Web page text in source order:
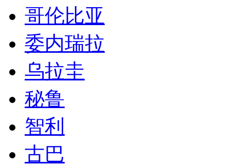
哥伦比亚
委内瑞拉
乌拉圭
秘鲁
智利
古巴